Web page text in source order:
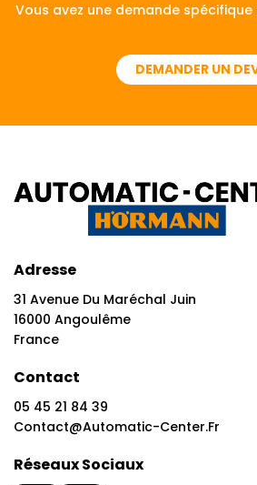
Vous avez une demande spécifique
DEMANDER UN
Adresse
31 Avenue Du Maréchal Juin
16000 Angoulême
France
Contact
05 45 21 84 39
Contact@automatic-Center.fr
Réseaux Sociaux